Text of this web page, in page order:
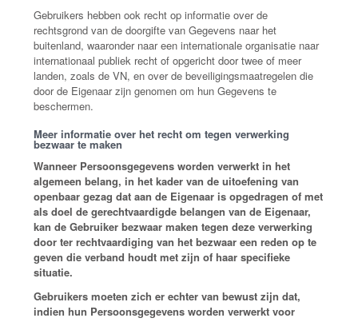
Gebruikers hebben ook recht op informatie over de
rechtsgrond van de doorgifte van Gegevens naar het
buitenland, waaronder naar een internationale organisatie naar
internationaal publiek recht of opgericht door twee of meer
landen, zoals de VN, en over de beveiligingsmaatregelen die
door de Eigenaar zijn genomen om hun Gegevens te
beschermen.
Meer informatie over het recht om tegen verwerking
bezwaar te maken
Wanneer Persoonsgegevens worden verwerkt in het
algemeen belang, in het kader van de uitoefening van
openbaar gezag dat aan de Eigenaar is opgedragen of met
als doel de gerechtvaardigde belangen van de Eigenaar,
kan de Gebruiker bezwaar maken tegen deze verwerking
door ter rechtvaardiging van het bezwaar een reden op te
geven die verband houdt met zijn of haar specifieke
situatie.
Gebruikers moeten zich er echter van bewust zijn dat,
indien hun Persoonsgegevens worden verwerkt voor